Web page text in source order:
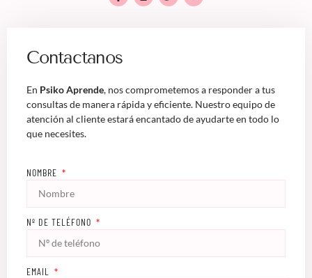
Contactanos
En Psiko Aprende, nos comprometemos a responder a tus
consultas de manera rápida y eficiente. Nuestro equipo de
atención al cliente estará encantado de ayudarte en todo lo
que necesites.
NOMBRE
Nº DE TELÉFONO
EMAIL